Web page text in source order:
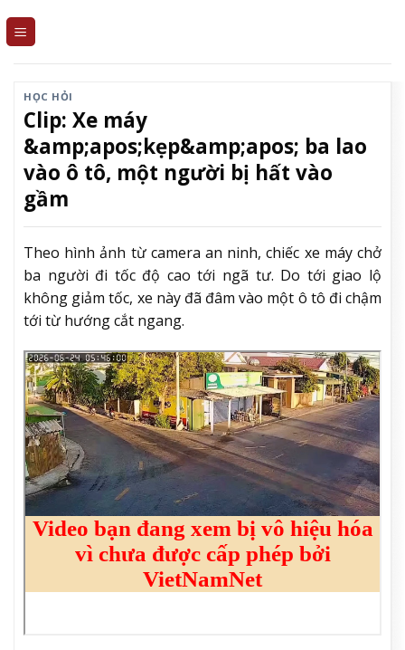
HỌC HỎI
Clip: Xe máy
&amp;apos;kẹp&amp;apos; ba lao
vào ô tô, một người bị hất vào
gầm
Theo hình ảnh từ camera an ninh, chiếc xe máy chở
ba người đi tốc độ cao tới ngã tư. Do tới giao lộ
không giảm tốc, xe này đã đâm vào một ô tô đi chậm
tới từ hướng cắt ngang.